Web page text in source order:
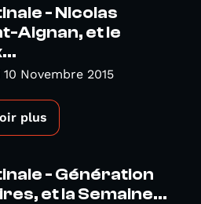
- Nicolas
Aignan, et le
Novembre 2015
plus
- Génération
et la Semaine...